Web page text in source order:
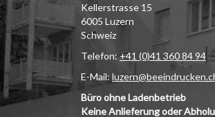
Kellerstrasse 15
6005 Luzern
Schweiz
Telefon:+41 (0)41 360 84 94
E-Mail:
Büro ohne Ladenbetrieb
Keine Anlieferung oder